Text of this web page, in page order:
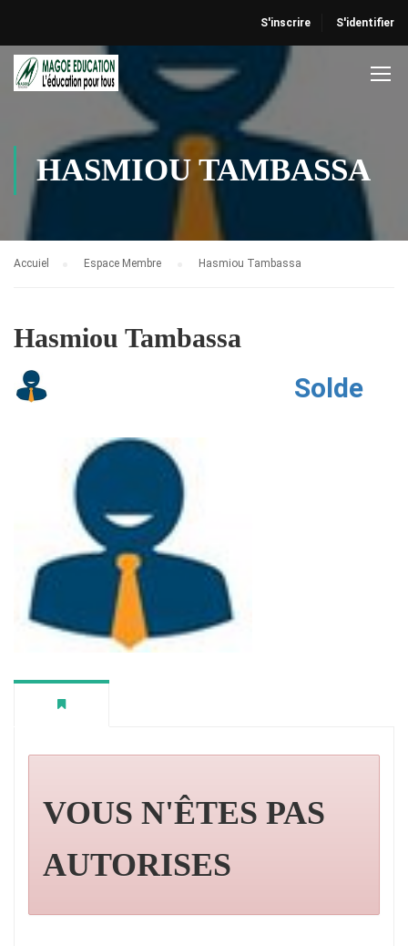
S'inscrire S'identifier
HASMIOU TAMBASSA
Accuiel Espace Membre Hasmiou Tambassa
Hasmiou Tambassa
Solde
VOUS N'ÊTES PAS
AUTORISES